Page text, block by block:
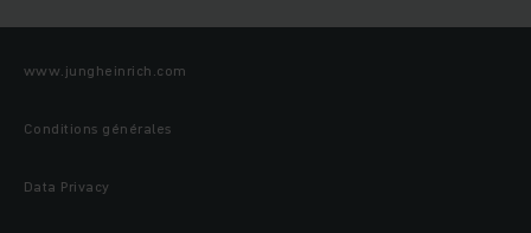
www.jungheinrich.com
Conditions générales
Data Privacy